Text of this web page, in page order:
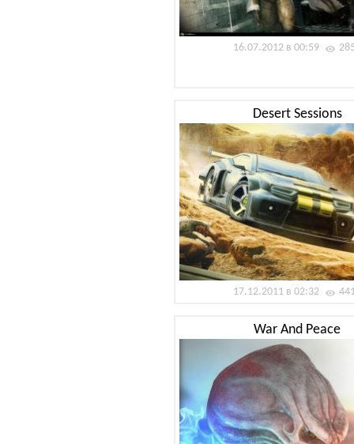
16.07.2012 в 00:59
Desert Sessions
17.12.2011 в 02:32
War And Peace